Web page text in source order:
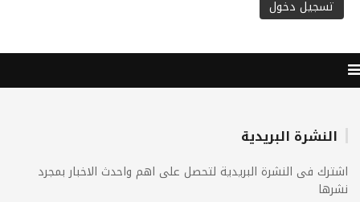
النشرة البريدية
اشترك فى النشرة البريدية لتحصل على اهم واحدث الاخبار بمجرد
نشرها